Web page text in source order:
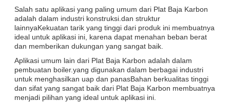
Salah satu aplikasi yang paling umum dari Plat Baja Karbon
adalah dalam industri konstruksi.dan struktur
lainnyaKekuatan tarik yang tinggi dari produk ini membuatnya
ideal untuk aplikasi ini, karena dapat menahan beban berat
dan memberikan dukungan yang sangat baik.
Aplikasi umum lain dari Plat Baja Karbon adalah dalam
pembuatan boiler.yang digunakan dalam berbagai industri
untuk menghasilkan uap dan panasBahan berkualitas tinggi
dan sifat yang sangat baik dari Plat Baja Karbon membuatnya
menjadi pilihan yang ideal untuk aplikasi ini.